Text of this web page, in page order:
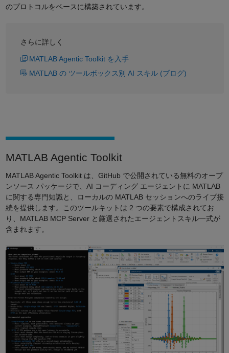
のプロトコルをベースに構築されています。
さらに詳しく
MATLAB Agentic Toolkit を入手
MATLAB の ツールボックス別 AI スキル (ブログ)
MATLAB Agentic Toolkit
MATLAB Agentic Toolkit は、GitHub で公開されている無料のオープ
ンソース パッケージで、AI コーディング エージェントに MATLAB
に関する専門知識と、ローカルの MATLAB セッションへのライブ接
続を提供します。このツールキットは 2 つの要素で構成されてお
り、MATLAB MCP Server と厳選されたエージェントスキル一式が
含まれます。